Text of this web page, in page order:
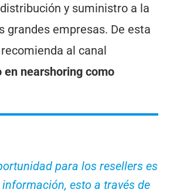
y suministro a la
grandes empresas. De esta
recomienda al canal
nearshoring como
para los resellers es
esto a través de